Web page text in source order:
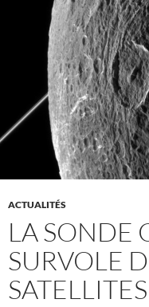
ACTUALITÉS
LA SONDE
SURVOLE